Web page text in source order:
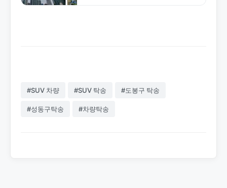
#SUV 차량 #SUV 탁송 #도봉구 탁송
#성동구탁송 #차량탁송